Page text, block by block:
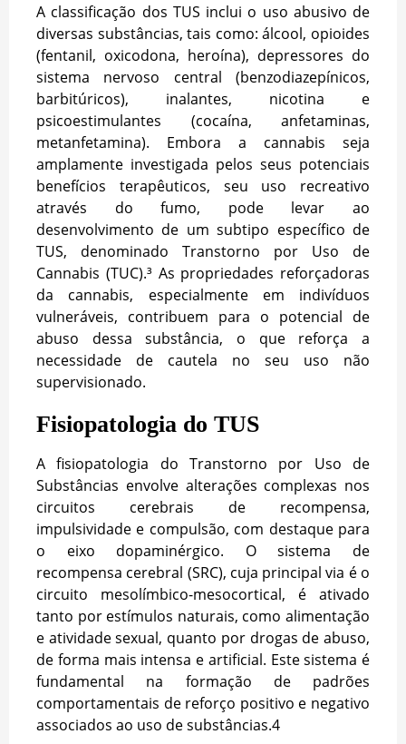
A classificação dos TUS inclui o uso abusivo de
diversas substâncias, tais como: álcool, opioides
(fentanil, oxicodona, heroína), depressores do
sistema nervoso central (benzodiazepínicos,
barbitúricos), inalantes, nicotina e
psicoestimulantes (cocaína, anfetaminas,
metanfetamina). Embora a cannabis seja
amplamente investigada pelos seus potenciais
benefícios terapêuticos, seu uso recreativo
através do fumo, pode levar ao
desenvolvimento de um subtipo específico de
TUS, denominado Transtorno por Uso de
Cannabis (TUC).³ As propriedades reforçadoras
da cannabis, especialmente em indivíduos
vulneráveis, contribuem para o potencial de
abuso dessa substância, o que reforça a
necessidade de cautela no seu uso não
supervisionado.
Fisiopatologia do TUS
A fisiopatologia do Transtorno por Uso de
Substâncias envolve alterações complexas nos
circuitos cerebrais de recompensa,
impulsividade e compulsão, com destaque para
o eixo dopaminérgico. O sistema de
recompensa cerebral (SRC), cuja principal via é o
circuito mesolímbico-mesocortical, é ativado
tanto por estímulos naturais, como alimentação
e atividade sexual, quanto por drogas de abuso,
de forma mais intensa e artificial. Este sistema é
fundamental na formação de padrões
comportamentais de reforço positivo e negativo
associados ao uso de substâncias.4